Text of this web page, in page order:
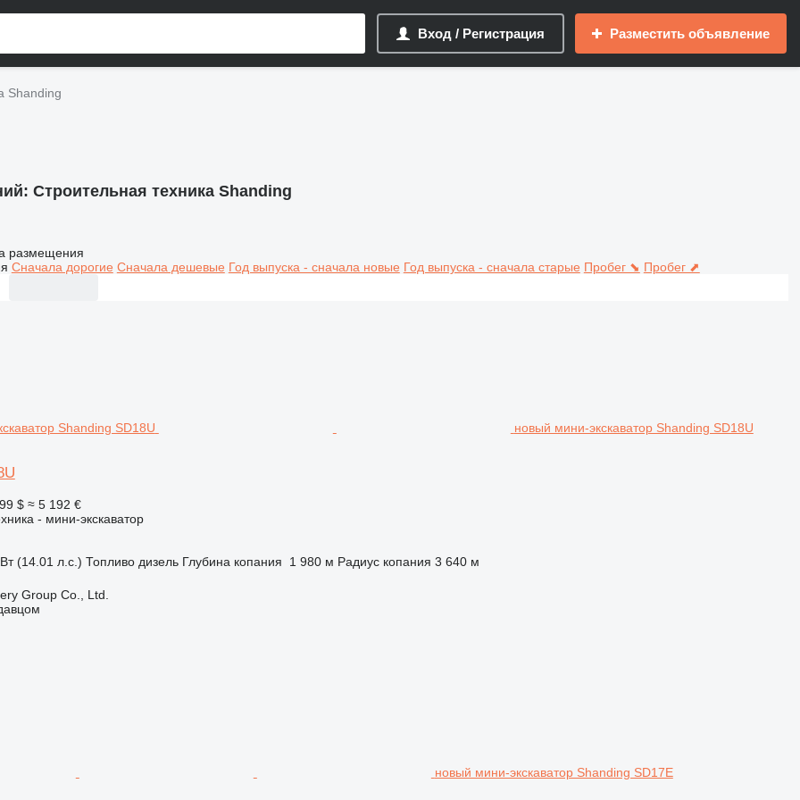
Вход / Регистрация Разместить объявление
Shanding
Строительная техника Shanding
размещения
Сначала дорогие Сначала дешевые Год выпуска - сначала новые Год выпуска - сначала старые Пробег ⬊ Пробег ⬈
новый мини-экскаватор Shanding SD18U
$ ≈ 5 192 €
- мини-экскаватор
(14.01 л.с.) Топливо дизель Глубина копания 1 980 м Радиус копания 3 640 м
Group Co., Ltd.
новый мини-экскаватор Shanding SD17E